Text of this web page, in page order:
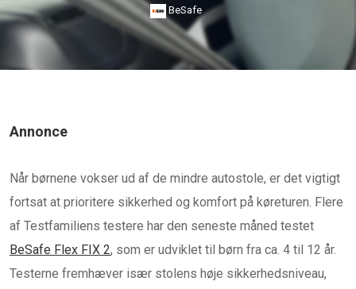
BeSafe
Annonce
Når børnene vokser ud af de mindre autostole, er det vigtigt
fortsat at prioritere sikkerhed og komfort på køreturen. Flere
af Testfamiliens testere har den seneste måned testet
BeSafe Flex FIX 2, som er udviklet til børn fra ca. 4 til 12 år.
Testerne fremhæver især stolens høje sikkerhedsniveau,